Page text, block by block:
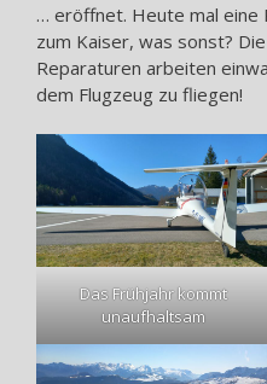
… eröffnet. Heute mal eine
zum Kaiser, was sonst?
Reparaturen arbeiten
dem Flugzeug zu fliegen!
Das Frühjahr kommt
unaufhaltsam